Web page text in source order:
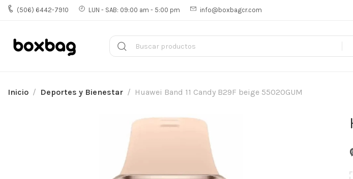
(506) 6442-7910 LUN - SAB: 09:00 am - 5:00 pm info@boxbagcr.com
Inicio Deportes y Bienestar Huawei Band 11 Candy B29F beige 55020GUM